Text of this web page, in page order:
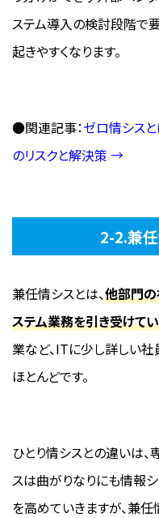
ステム導入の検討段階で
起きやすくなります。
●関連記事：ゼロ情シス
のリスクと解決策 →
2-2.兼
兼任情シスとは、他部門
ステム業務を引き受けて
業など、ITに少し詳しい
ほとんどです。
ひとり情シスとの違いは、
スは曲がりなりにも情報
を高めていきますが、兼